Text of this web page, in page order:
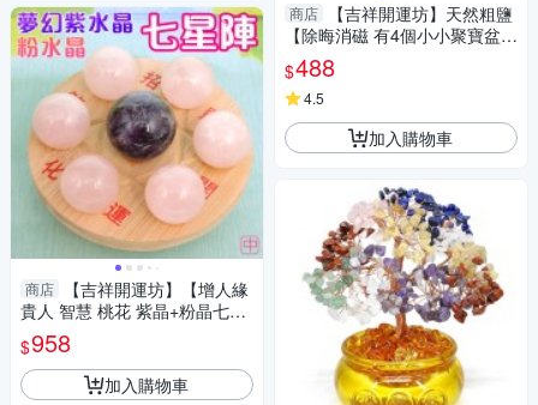
商店
【吉祥開運坊】【增人緣
貴人 智慧 桃花 紫晶+粉晶七星
陣 中型 附孟宗竹底盤】淨化 擇
日
$958
加入購物車
商店
【吉祥開運坊】天然粗鹽
【除晦消磁 有4個小小聚寶盆+
3包海鹽 消磁碗+海鹽】淨化陽
宅
$488
4.5
加入購物車